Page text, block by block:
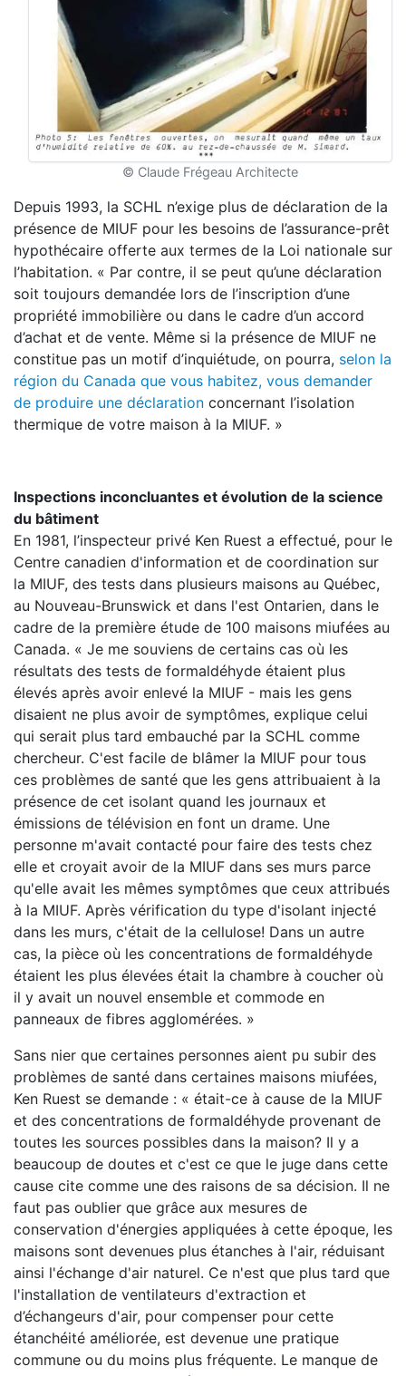
© Claude Frégeau Architecte
Depuis 1993, la SCHL n’exige plus de déclaration de la
présence de MIUF pour les besoins de l’assurance-prêt
hypothécaire offerte aux termes de la Loi nationale sur
l’habitation. « Par contre, il se peut qu’une déclaration
soit toujours demandée lors de l’inscription d’une
propriété immobilière ou dans le cadre d’un accord
d’achat et de vente. Même si la présence de MIUF ne
constitue pas un motif d’inquiétude, on pourra, selon la
région du Canada que vous habitez, vous demander
de produire une déclaration concernant l’isolation
thermique de votre maison à la MIUF. »
Inspections inconcluantes et évolution de la science
du bâtiment
En 1981, l’inspecteur privé Ken Ruest a effectué, pour le
Centre canadien d'information et de coordination sur
la MIUF, des tests dans plusieurs maisons au Québec,
au Nouveau-Brunswick et dans l'est Ontarien, dans le
cadre de la première étude de 100 maisons miufées au
Canada. « Je me souviens de certains cas où les
résultats des tests de formaldéhyde étaient plus
élevés après avoir enlevé la MIUF - mais les gens
disaient ne plus avoir de symptômes, explique celui
qui serait plus tard embauché par la SCHL comme
chercheur. C'est facile de blâmer la MIUF pour tous
ces problèmes de santé que les gens attribuaient à la
présence de cet isolant quand les journaux et
émissions de télévision en font un drame. Une
personne m'avait contacté pour faire des tests chez
elle et croyait avoir de la MIUF dans ses murs parce
qu'elle avait les mêmes symptômes que ceux attribués
à la MIUF. Après vérification du type d'isolant injecté
dans les murs, c'était de la cellulose! Dans un autre
cas, la pièce où les concentrations de formaldéhyde
étaient les plus élevées était la chambre à coucher où
il y avait un nouvel ensemble et commode en
panneaux de fibres agglomérées. »
Sans nier que certaines personnes aient pu subir des
problèmes de santé dans certaines maisons miufées,
Ken Ruest se demande : « était-ce à cause de la MIUF
et des concentrations de formaldéhyde provenant de
toutes les sources possibles dans la maison? Il y a
beaucoup de doutes et c'est ce que le juge dans cette
cause cite comme une des raisons de sa décision. Il ne
faut pas oublier que grâce aux mesures de
conservation d'énergies appliquées à cette époque, les
maisons sont devenues plus étanches à l'air, réduisant
ainsi l'échange d'air naturel. Ce n'est que plus tard que
l'installation de ventilateurs d'extraction et
d’échangeurs d'air, pour compenser pour cette
étanchéité améliorée, est devenue une pratique
commune ou du moins plus fréquente. Le manque de